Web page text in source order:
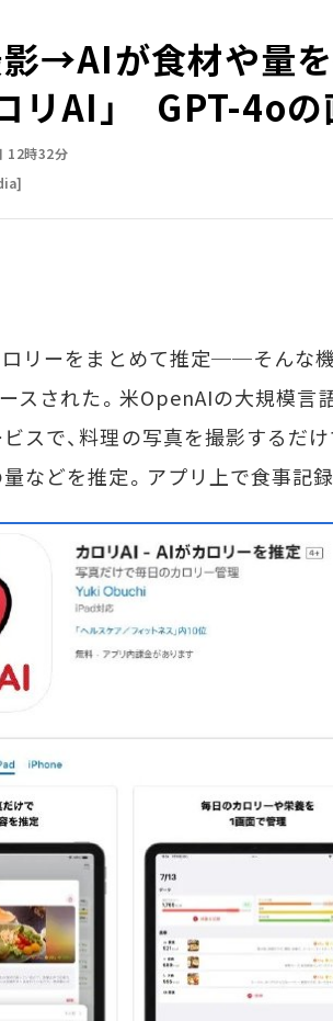
→AIが食材や量
リAI」 GPT-4o
12時32分
リーをまとめて推定──そんな機
スされた。米OpenAIの大規模言
スで、料理の写真を撮影するだ
などを推定。アプリ上で食事記